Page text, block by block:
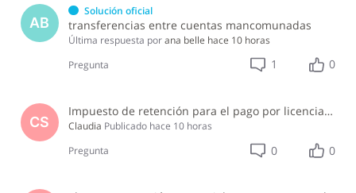
AB
Solución oficial
transferencias entre cuentas mancomunadas
Última respuesta porana belle hace 10 horas
Pregunta
1 0
CS
Impuesto de retención para el pago por licencia de software y soporte de software ?
Claudia Publicado hace 10 horas
Pregunta
0 0